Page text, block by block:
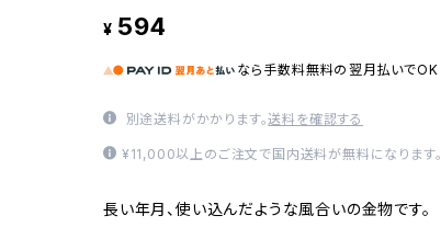
¥ 594
なら 手数料無料の 翌月払いでOK
別途送料がかかります。送料を確認する
¥11,000以上のご注文で国内送料が無料になります。
長い年月、使い込んだような風合いの金物です。